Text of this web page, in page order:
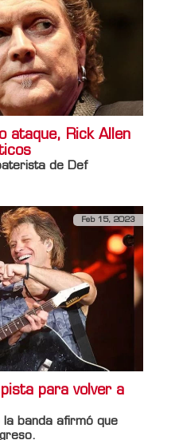
ataque, Rick Allen
de Def
Feb 15, 2023
para volver a
banda afirmó que